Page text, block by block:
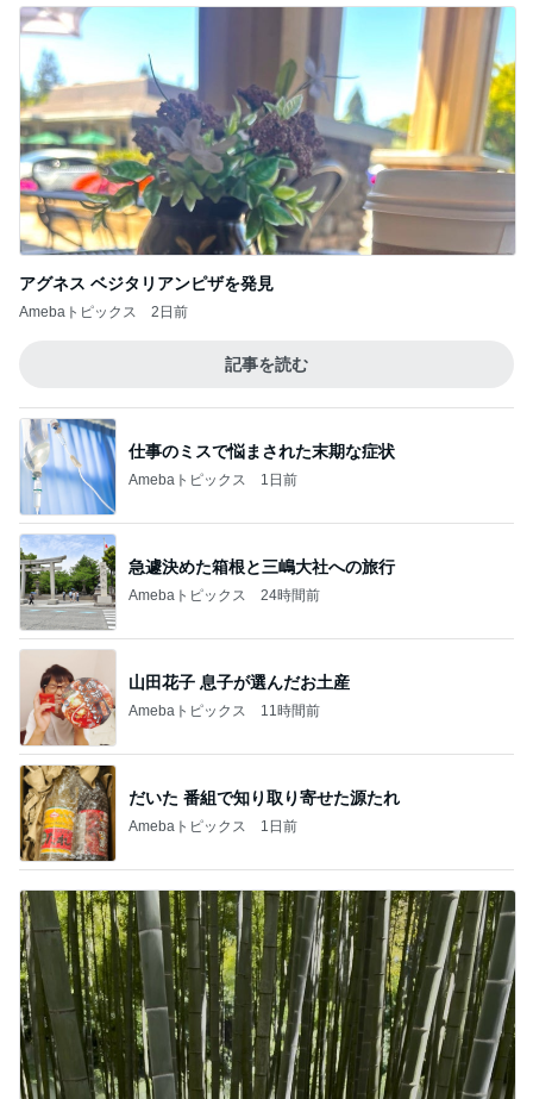
アグネス ベジタリアンピザを発見
Amebaトピックス 2日前
記事を読む
仕事のミスで悩まされた末期な症状
Amebaトピックス 1日前
急遽決めた箱根と三嶋大社への旅行
Amebaトピックス 24時間前
山田花子 息子が選んだお土産
Amebaトピックス 11時間前
だいた 番組で知り取り寄せた源たれ
Amebaトピックス 1日前